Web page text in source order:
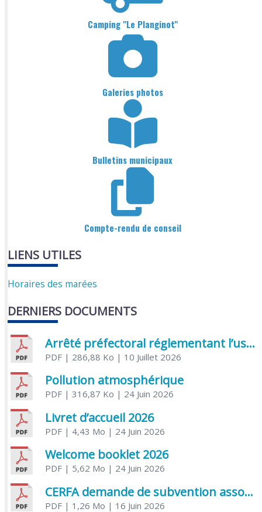
Camping "Le Planginot"
Galeries photos
Bulletins municipaux
Compte-rendu de conseil
LIENS UTILES
Horaires des marées
DERNIERS DOCUMENTS
Arrêté préfectoral réglementant l’usage de l’eau
PDF| 286,88 Ko | 10 Juillet 2026
Pollution atmosphérique
PDF| 316,87 Ko | 24 Juin 2026
Livret d’accueil 2026
PDF| 4,43 Mo | 24 Juin 2026
Welcome booklet 2026
PDF| 5,62 Mo | 24 Juin 2026
CERFA demande de subvention association
PDF| 1,26 Mo | 16 Juin 2026